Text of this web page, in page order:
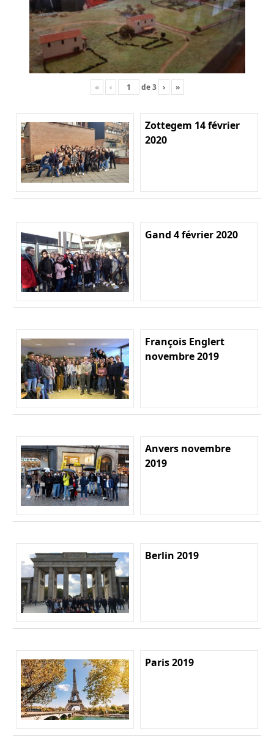
« ‹ de3 › »
Zottegem 14 février
2020
Gand 4 février 2020
François Englert
novembre 2019
Anvers novembre
2019
Berlin 2019
Paris 2019